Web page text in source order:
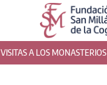
VISITAS A LOS MONASTERIOS